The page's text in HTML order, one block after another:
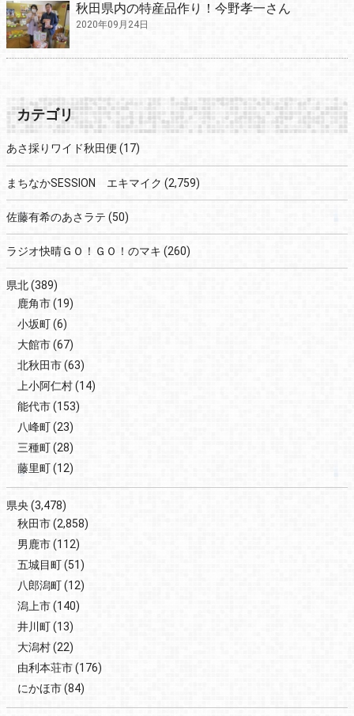
秋田県内の特産品作り！今野孝一さん
2020年09月24日
カテゴリ
あさ採りワイド秋田便 (17)
まちなかSESSION エキマイク (2,759)
佐藤有希のあさラテ (50)
ラジオ快晴ＧＯ！ＧＯ！のマキ (260)
県北(389)
鹿角市(19)
小坂町(6)
大館市(67)
北秋田市(63)
上小阿仁村(14)
能代市(153)
八峰町(23)
三種町(28)
藤里町(12)
県央(3,478)
秋田市(2,858)
男鹿市(112)
五城目町(51)
八郎潟町(12)
潟上市(140)
井川町(13)
大潟村(22)
由利本荘市(176)
にかほ市(84)